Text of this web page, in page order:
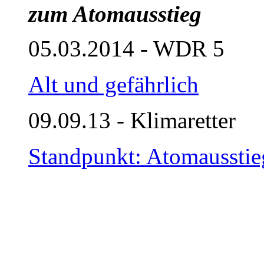
zum Atomausstieg
05.03.2014 - WDR 5
Alt und gefährlich
09.09.13 - Klimaretter
Standpunkt: